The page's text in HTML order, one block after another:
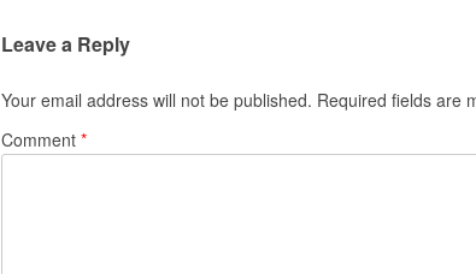
Leave a Reply
Your email address will not be published. Required fields are
Comment *